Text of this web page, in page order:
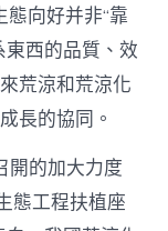
向好并非“靠
東西的品質、效
荒涼和荒涼化
長的協同。
開的加大力度
態工程扶植座